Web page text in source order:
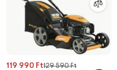
119 990 Ft129 590 Ft